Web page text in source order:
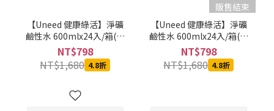
【Uneed 健康綠活】淨礦
鹼性水 600mlx24入/箱(兩
箱)
NT$798
NT$1,680 4.8折
販售結束
【Uneed 健康綠活】淨礦
鹼性水 600mlx24入/箱(兩
箱)
NT$798
NT$1,680 4.8折